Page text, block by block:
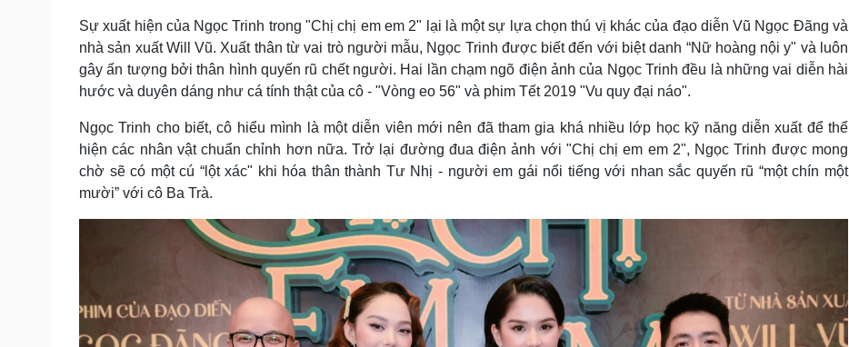
Sự xuất hiện của Ngọc Trinh trong "Chị chị em em 2" lại là một sự lựa chọn thú vị khác của đạo diễn Vũ Ngọc Đãng và
nhà sản xuất Will Vũ. Xuất thân từ vai trò người mẫu, Ngọc Trinh được biết đến với biệt danh “Nữ hoàng nội y" và luôn
gây ấn tượng bởi thân hình quyến rũ chết người. Hai lần chạm ngõ điện ảnh của Ngọc Trinh đều là những vai diễn hài
hước và duyên dáng như cá tính thật của cô - "Vòng eo 56" và phim Tết 2019 "Vu quy đại náo".
Ngọc Trinh cho biết, cô hiểu mình là một diễn viên mới nên đã tham gia khá nhiều lớp học kỹ năng diễn xuất để thể
hiện các nhân vật chuẩn chỉnh hơn nữa. Trở lại đường đua điện ảnh với "Chị chị em em 2", Ngọc Trinh được mong
chờ sẽ có một cú “lột xác" khi hóa thân thành Tư Nhị - người em gái nổi tiếng với nhan sắc quyến rũ “một chín một
mười” với cô Ba Trà.